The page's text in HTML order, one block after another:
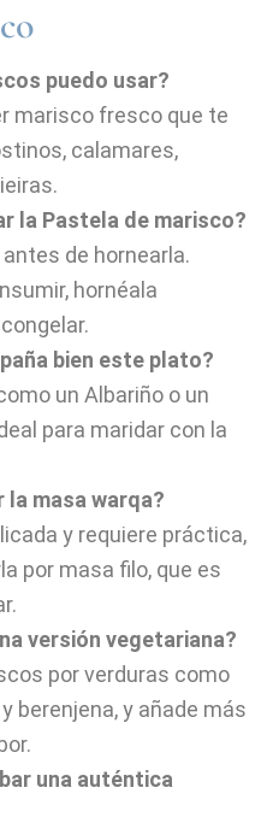
puedo usar?
marisco fresco que te
calamares,
la Pastela de marisco?
de hornearla.
hornéala
bien este plato?
un Albariño o un
para maridar con la
la masa warqa?
y requiere práctica,
por masa filo, que es
versión vegetariana?
por verduras como
berenjena, y añade más
una auténtica